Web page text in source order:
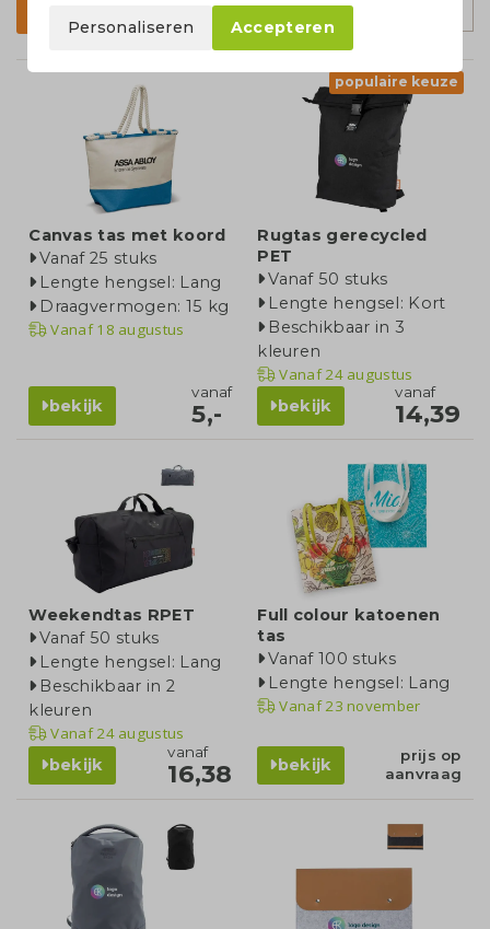
Sorteer op
Canvas tas met koord
Vanaf 25 stuks
Lengte hengsel: Lang
Draagvermogen: 15 kg
Vanaf18 augustus
bekijk
vanaf
5,-
populaire keuze
Rugtas gerecycled
PET
Vanaf 50 stuks
Lengte hengsel: Kort
Beschikbaar in 3
kleuren
Vanaf24 augustus
bekijk
vanaf
14,39
Weekendtas RPET
Vanaf 50 stuks
Lengte hengsel: Lang
Beschikbaar in 2
kleuren
Vanaf24 augustus
bekijk
vanaf
16,38
Full colour katoenen
tas
Vanaf 100 stuks
Lengte hengsel: Lang
Vanaf23 november
bekijk
prijs op
aanvraag
Personaliseren Accepteren